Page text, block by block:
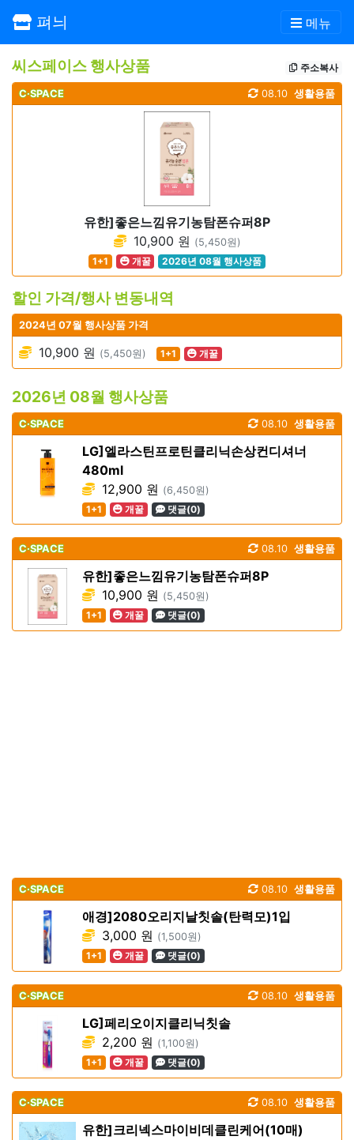
펴늬 메뉴
씨스페이스 행사상품 주소복사
C·SPACE 생활용품
08.10
유한]좋은느낌유기농탐폰슈퍼8P
10,900 원 (5,450원)
1+1
개꿀 2026년 08월 행사상품
할인 가격/행사 변동내역
2024년 07월 행사상품 가격
10,900 원 (5,450원) 1+1 개꿀
2026년 08월 행사상품
C·SPACE 생활용품
08.10
LG]엘라스틴프로틴클리닉손상컨디셔너
480ml
12,900 원 (6,450원)
1+1
개꿀 댓글(0)
C·SPACE 생활용품
08.10
유한]좋은느낌유기농탐폰슈퍼8P
10,900 원 (5,450원)
1+1
개꿀 댓글(0)
C·SPACE 생활용품
08.10
애경]2080오리지날칫솔(탄력모)1입
3,000 원 (1,500원)
1+1
개꿀 댓글(0)
C·SPACE 생활용품
08.10
LG]페리오이지클리닉칫솔
2,200 원 (1,100원)
1+1
개꿀 댓글(0)
C·SPACE 생활용품
08.10
유한]크리넥스마이비데클린케어(10매)